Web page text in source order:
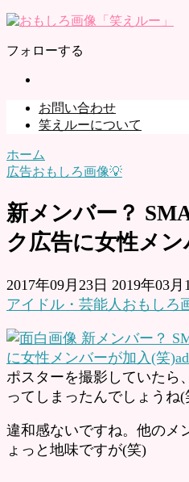
フォローする
お問い合わせ
笑えルーについて
ホーム
広告おもしろ画像💡
新メンバー？
ク広告に女性メ
2017年09月23日 2019年03月
アイドル・芸能人おもしろ
ポスターを撮影していたら
ってしまったんでしょうね(
違和感ないですね。他のメ
ょっと地味ですが(笑)